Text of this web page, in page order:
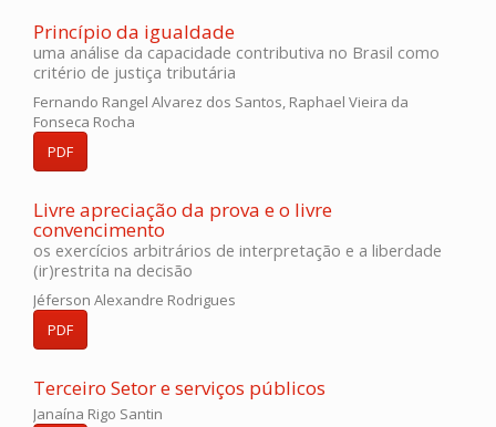
Princípio da igualdade
uma análise da capacidade contributiva no Brasil como
critério de justiça tributária
Fernando Rangel Alvarez dos Santos, Raphael Vieira da
Fonseca Rocha
PDF
Livre apreciação da prova e o livre
convencimento
os exercícios arbitrários de interpretação e a liberdade
(ir)restrita na decisão
Jéferson Alexandre Rodrigues
PDF
Terceiro Setor e serviços públicos
Janaína Rigo Santin